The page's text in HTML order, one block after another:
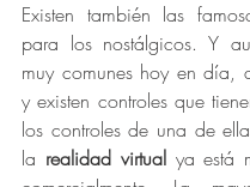
Existen también las
para los nostálgicos. Y
muy comunes hoy en día,
y existen controles que
los controles de una de
la realidad virtual ya está